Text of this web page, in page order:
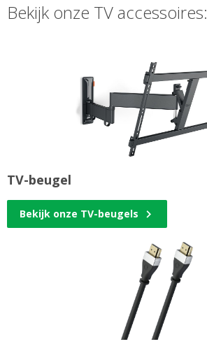
Bekijk onze TV accessoires:
TV-beugel
Bekijk onze TV-beugels